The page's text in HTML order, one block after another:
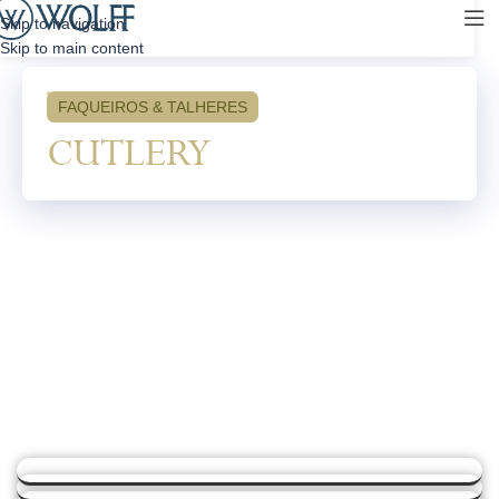
Skip to navigation
Skip to main content
FAQUEIROS & TALHERES​
CUTLERY